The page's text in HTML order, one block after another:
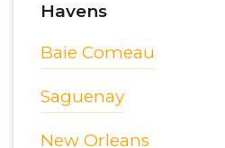
Havens
Baie Comeau
Saguenay
New Orleans